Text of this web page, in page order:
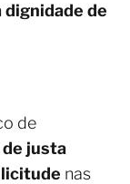
de
de
de justa
nas